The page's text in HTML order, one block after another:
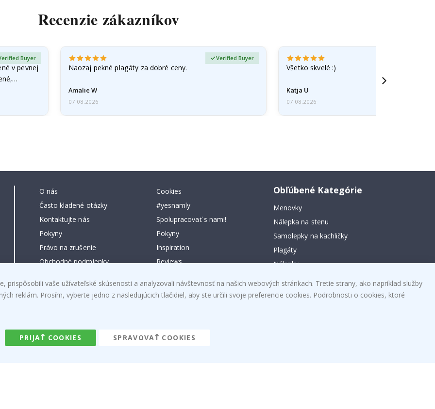
Recenzie zákazníkov
v pevnej
Buyer
Naozaj pekné plagáty za dobré ceny.
Amalie W
Verified Buyer
07.08.2026
Všetko skvelé :)
Katja U
07.08.2026
O nás
Často kladené otázky
Kontaktujte nás
Pokyny
Právo na zrušenie
Obchodné podmienky
Cookies
#yesnamly
Spolupracovať s nami!
Pokyny
Inspiration
Reviews
Obľúbené Kategórie
Menovky
Nálepka na stenu
Samolepky na kachličky
Plagáty
Nálepky
Namly Design AB
Terminalgatan 9, 23261 Arlöv, Schweden | info@namly.de
vaše užívateľské skúsenosti a analyzovali návštevnosť na našich webových stránkach. Tretie strany, ako napríklad služby
reklám. Prosím, vyberte jedno z nasledujúcich tlačidiel, aby ste určili svoje preferencie cookies. Podrobnosti o cookies, ktoré
PRIJAŤ COOKIES SPRAVOVAŤ COOKIES